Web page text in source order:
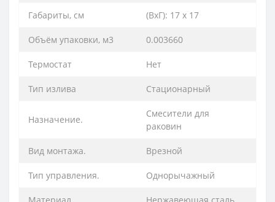
Габариты, см (ВхГ): 17 х 17
Объём упаковки, м3 0.003660
Термостат Нет
Тип излива Стационарный
Назначение.
Смесители для
раковин
Вид монтажа. Врезной
Тип управления. Однорычажный